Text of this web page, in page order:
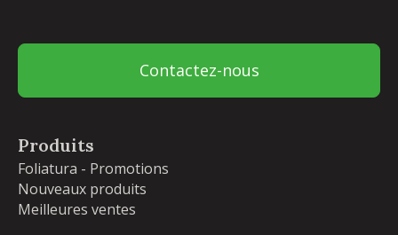
Contactez-nous
Produits
Foliatura - Promotions
Nouveaux produits
Meilleures ventes